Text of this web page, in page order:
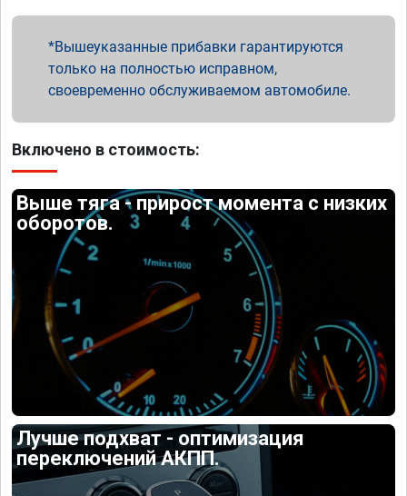
Вышеуказанные прибавки гарантируются
только на полностью исправном,
своевременно обслуживаемом автомобиле.
Включено в стоимость:
Выше тяга - прирост момента с низких
оборотов.
Лучше подхват - оптимизация
переключений АКПП.